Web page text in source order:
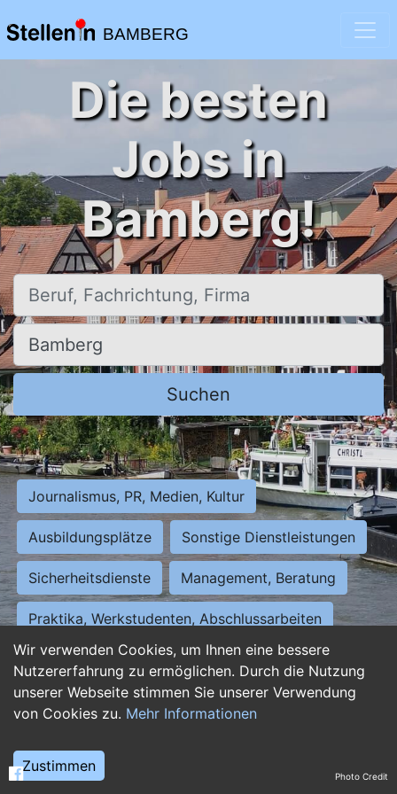
BAMBERG
Wir verwenden Cookies, um Ihnen eine bessere
Nutzererfahrung zu ermöglichen. Durch die Nutzung
unserer Webseite stimmen Sie unserer Verwendung
von Cookies zu. Mehr Informationen
Zustimmen
Die besten
Jobs in
Bamberg!
Beruf, Fachrichtung, Firma
Ort, Stadt
Suchen
Journalismus, PR, Medien, Kultur
Ausbildungsplätze Sonstige Dienstleistungen
Sicherheitsdienste Management, Beratung
Praktika, Werkstudenten, Abschlussarbeiten
Personalwesen Assistenz, Sekretariat
Hilfskräfte, Aushilfs- und Nebenjobs
Weiterbildung, Studium, duale Ausbildung Photo Credit